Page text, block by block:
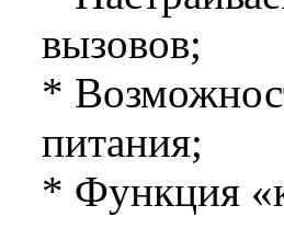
вызовов;
*
питания;
* Функция